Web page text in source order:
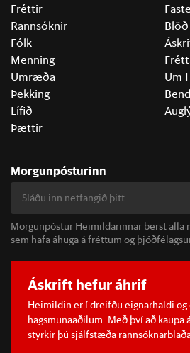
Fréttir
Rannsóknir
Fólk
Menning
Umræða
Þekking
Lífið
Þættir
Blöð
Um
Morgunpósturinn
Morgunpóstur Heimildarinnar berst alla
sem hafa áhuga á fréttum og
Áskrift hefur áhrif
Heimildin er í dreifðu eignarhaldi og
hagsmunaaðilum. Með því að
styrkir þú sjálfstæða